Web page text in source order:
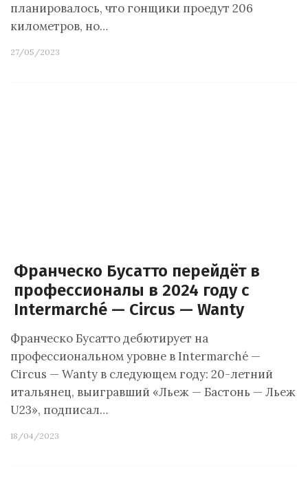
планировалось, что гонщики проедут 206
километров, но…
27/05/2023
Франческо Бусатто перейдёт в
профессионалы в 2024 году с
Intermarché — Circus — Wanty
Франческо Бусатто дебютирует на
профессиональном уровне в Intermarché —
Circus — Wanty в следующем году: 20-летний
итальянец, выигравший «Льеж — Бастонь — Льеж
U23», подписал…
18/04/2023